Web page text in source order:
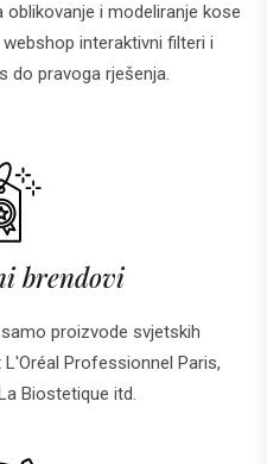
i modeliranje kose
interaktivni filteri i
do pravoga rješenja.
brendovi
proizvode svjetskih
Professionnel Paris,
Biostetique itd.